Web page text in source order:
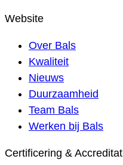
Website
Over Bals
Kwaliteit
Nieuws
Duurzaamheid
Team Bals
Werken bij Bals
Certificering &